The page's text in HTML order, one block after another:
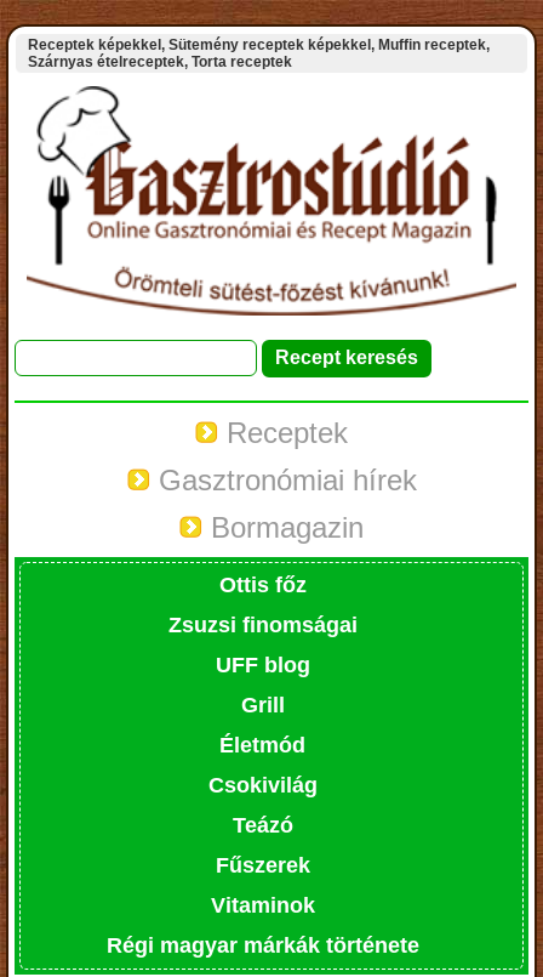
Receptek képekkel, Sütemény receptek képekkel, Muffin receptek,
Szárnyas ételreceptek, Torta receptek
Receptek
Gasztronómiai hírek
Bormagazin
Ottis főz
Zsuzsi finomságai
UFF blog
Grill
Életmód
Csokivilág
Teázó
Fűszerek
Vitaminok
Régi magyar márkák története